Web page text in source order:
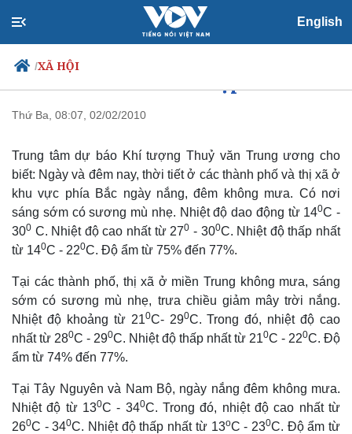
English
/XÃ HỘI
Chính trị
Đảng
Tổ chức nhân sự
Quốc hội
Nhận diện sự thật
Xã hội
Tin 24h
Dự báo thời tiết
Dấu ấn VOV
Việc làm
Biển đảo
Thứ Ba, 08:07, 02/02/2010
Trung tâm dự báo Khí tượng Thuỷ văn Trung ương cho
biết: Ngày và đêm nay, thời tiết ở các thành phố và thị xã ở
khu vực phía Bắc ngày nắng, đêm không mưa. Có nơi
sáng sớm có sương mù nhẹ. Nhiệt độ dao động từ 140C -
300 C. Nhiệt độ cao nhất từ 270 - 300C. Nhiệt độ thấp nhất
từ 140C - 220C. Độ ẩm từ 75% đến 77%.
Tại các thành phố, thị xã ở miền Trung không mưa, sáng
sớm có sương mù nhẹ, trưa chiều giảm mây trời nắng.
Nhiệt độ khoảng từ 210C- 290C. Trong đó, nhiệt độ cao
nhất từ 280C - 290C. Nhiệt độ thấp nhất từ 210C - 220C. Độ
ẩm từ 74% đến 77%.
Tại Tây Nguyên và Nam Bộ, ngày nắng đêm không mưa.
Nhiệt độ từ 130C - 340C. Trong đó, nhiệt độ cao nhất từ
260C - 340C. Nhiệt độ thấp nhất từ 13oC - 230C. Độ ẩm từ